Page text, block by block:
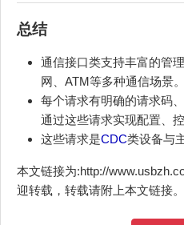
总结
通信接口类支持丰富的管
网、ATM等多种通信场景。
每个请求有明确的请求码
通过这些请求实现配置、
这些请求是CDC类设备与
本文链接为:http://
迎转载，转载请附上本文链接。